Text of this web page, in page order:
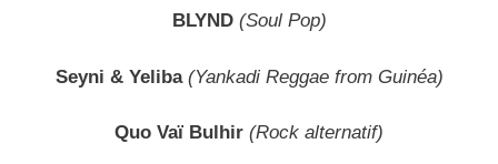
BLYND (Soul Pop)
Seyni & Yeliba (Yankadi Reggae from Guinéa)
Quo Vaï Bulhir (Rock alternatif)